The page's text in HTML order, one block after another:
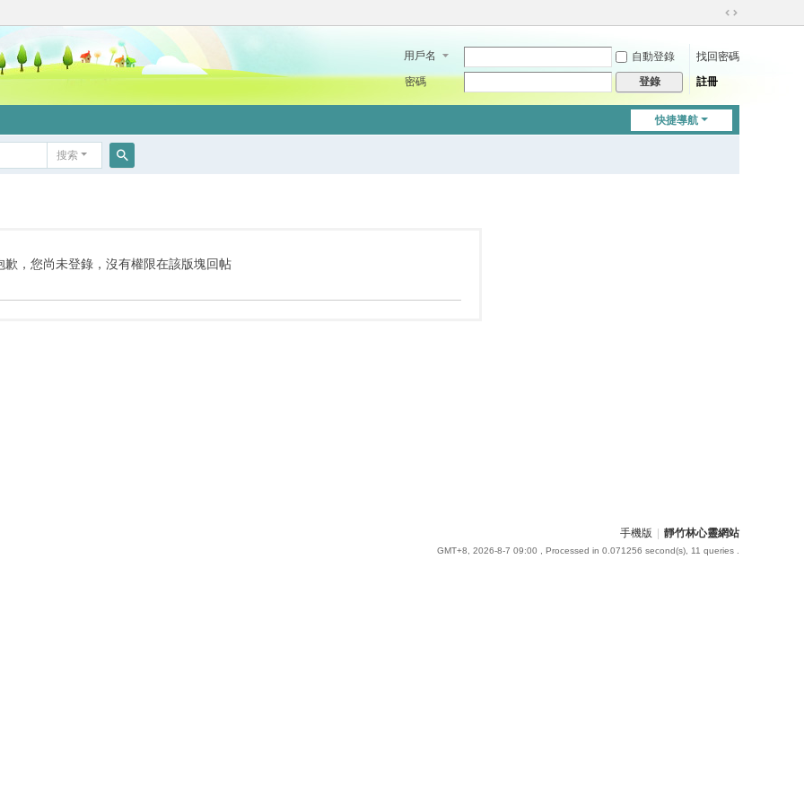
切
到
用戶名 自動登錄
找回密碼
密碼
登錄 註冊
快捷導航
搜索
歉，您尚未登錄，沒有權限在該版塊回帖
手機版 靜竹林心靈網站
GMT+8, 2026-8-7 09:00 , Processed in 0.071256 second(s), 11 queries .